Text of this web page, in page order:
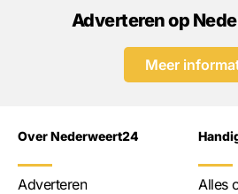
Adverteren op
Meer
Over Nederweert24
Adverteren
Alles